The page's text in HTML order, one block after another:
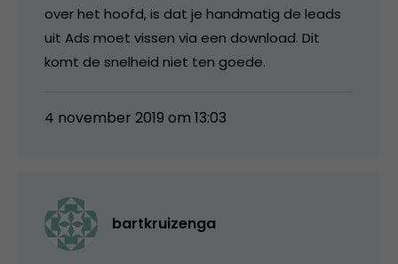
over het hoofd, is dat je handmatig de leads
uit Ads moet vissen via een download. Dit
komt de snelheid niet ten goede.
4 november 2019 om 13:03
bartkruizenga